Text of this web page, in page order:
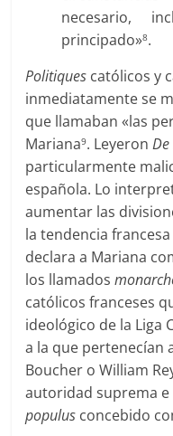
necesario,
principado»8.
Politiques católicos y
inmediatamente se
que llamaban «las
Mariana9. Leyeron
particularmente
española. Lo
aumentar las
la tendencia
declara a Mariana
los llamados
católicos franceses
ideológico de la Liga
a la que pertenecían
Boucher o William
autoridad suprema e
populus concebido